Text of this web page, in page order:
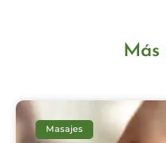
Masajes